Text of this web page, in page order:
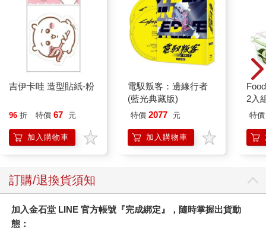
吉伊卡哇 造型貼紙-粉
96 折 特價 67 元
加入購物車
電馭叛客：邊緣行者
(藍光典藏版)
特價 2077 元
加入購物車
2入
特價
訂購/退換貨須知
加入金石堂 LINE 官方帳號『完成綁定』，隨時掌握出貨動
態：